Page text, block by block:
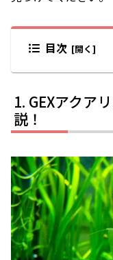
目次
GEXアクア
説！